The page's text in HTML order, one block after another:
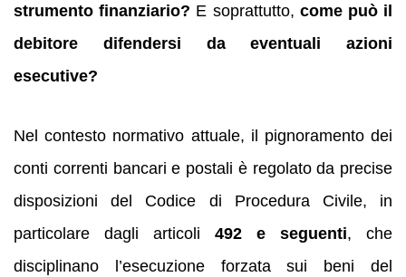
strumento finanziario? E soprattutto, come può il
debitore difendersi da eventuali azioni
esecutive?
Nel contesto normativo attuale, il pignoramento dei
conti correnti bancari e postali è regolato da precise
disposizioni del Codice di Procedura Civile, in
particolare dagli articoli 492 e seguenti, che
disciplinano l’esecuzione forzata sui beni del